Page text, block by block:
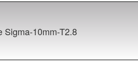
Sigma-10mm-T2.8